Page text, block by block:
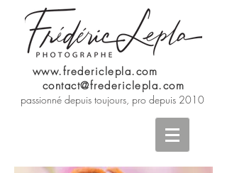
www.fredericlepla.com
contact@fredericlepla.com
passionné depuis toujours, pro depuis 2010